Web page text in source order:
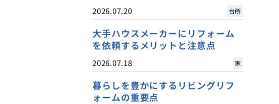
2026.07.20 台所
大手ハウスメーカーにリフォーム
を依頼するメリットと注意点
2026.07.18 家
暮らしを豊かにするリビングリフ
ォームの重要点